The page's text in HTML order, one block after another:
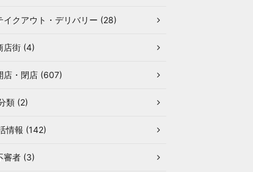
イクアウト・デリバリー (28)
店街 (4)
店・閉店 (607)
類 (2)
情報 (142)
審者 (3)